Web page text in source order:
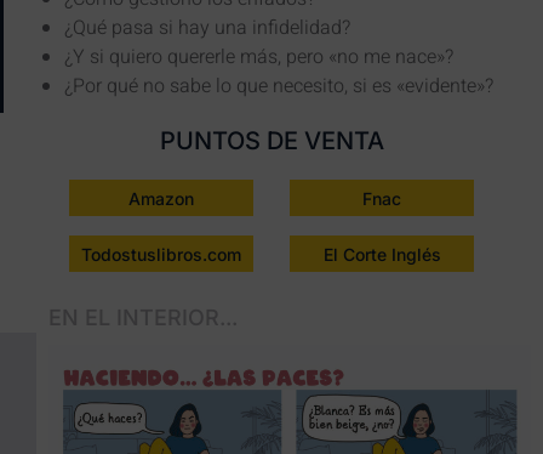
¿Qué pasa si hay una infidelidad?
¿Y si quiero quererle más, pero «no me nace»?
¿Por qué no sabe lo que necesito, si es «evidente»?
PUNTOS DE VENTA
Amazon Fnac
Todostuslibros.com El Corte Inglés